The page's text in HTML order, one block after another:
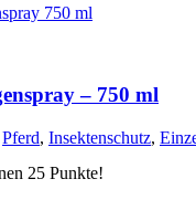
können
– 750 ml
Pferd, Insektenschutz,
25 Punkte!